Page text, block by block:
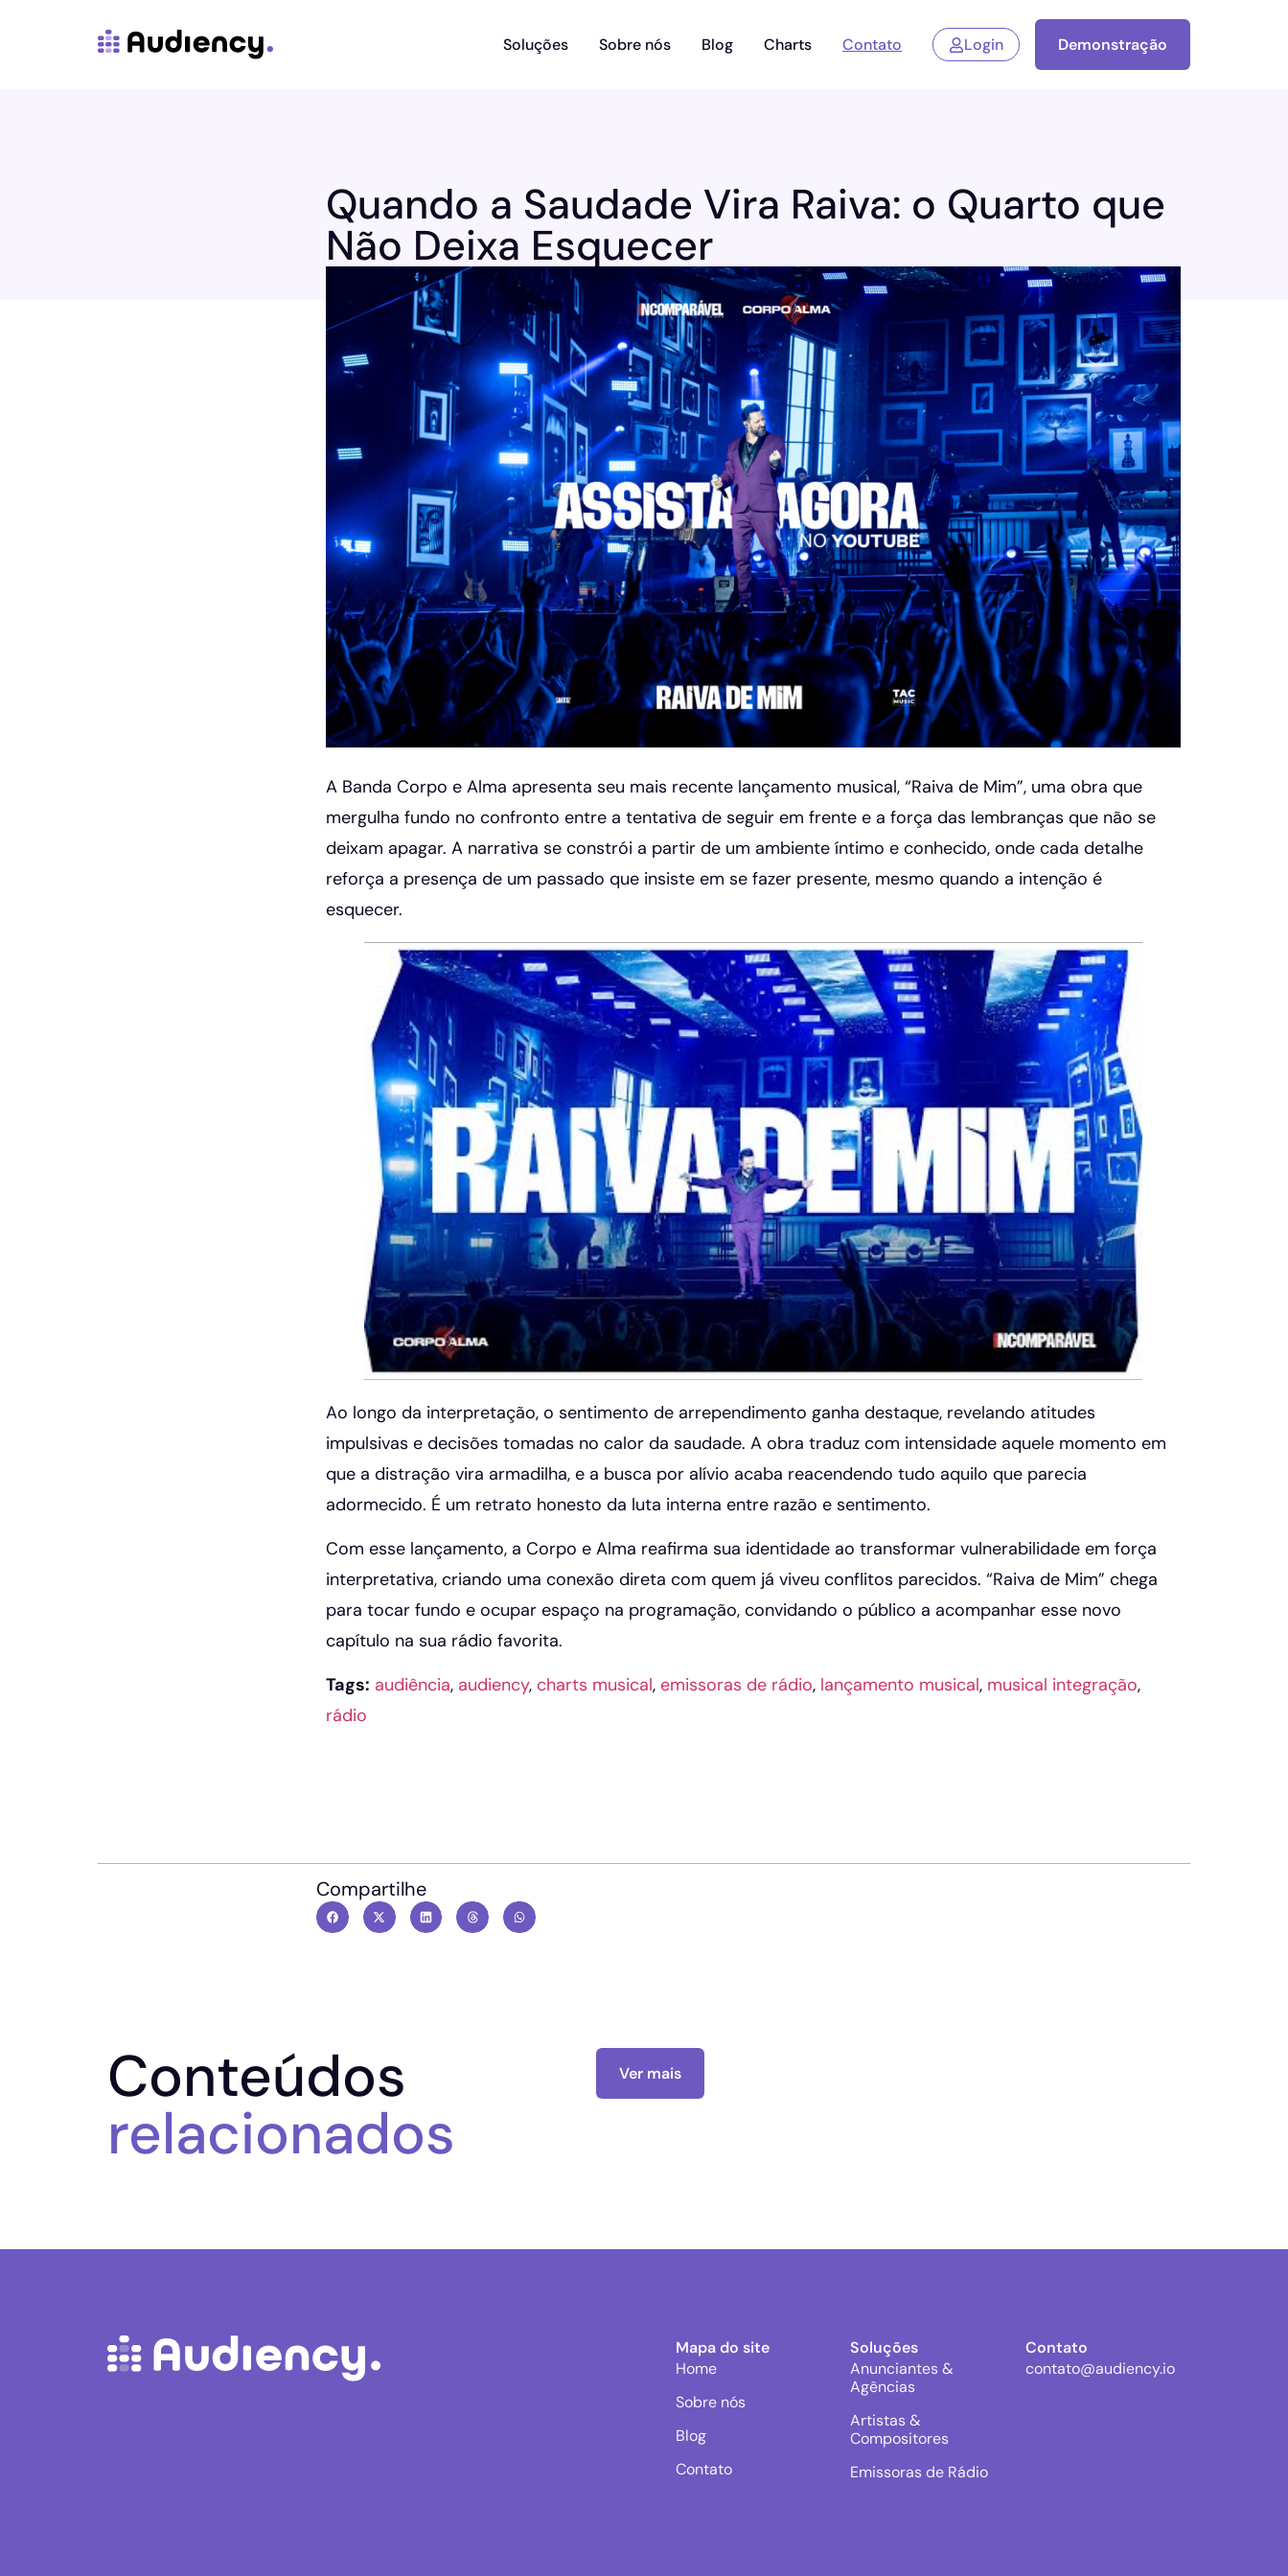
Soluções Sobre nós Blog Charts Contato Login Demonstração
Quando a Saudade Vira Raiva: o Quarto que
Não Deixa Esquecer
A Banda Corpo e Alma apresenta seu mais recente lançamento musical, “Raiva de Mim”, uma obra que
mergulha fundo no confronto entre a tentativa de seguir em frente e a força das lembranças que não se
deixam apagar. A narrativa se constrói a partir de um ambiente íntimo e conhecido, onde cada detalhe
reforça a presença de um passado que insiste em se fazer presente, mesmo quando a intenção é
esquecer.
Ao longo da interpretação, o sentimento de arrependimento ganha destaque, revelando atitudes
impulsivas e decisões tomadas no calor da saudade. A obra traduz com intensidade aquele momento em
que a distração vira armadilha, e a busca por alívio acaba reacendendo tudo aquilo que parecia
adormecido. É um retrato honesto da luta interna entre razão e sentimento.
Com esse lançamento, a Corpo e Alma reafirma sua identidade ao transformar vulnerabilidade em força
interpretativa, criando uma conexão direta com quem já viveu conflitos parecidos. “Raiva de Mim” chega
para tocar fundo e ocupar espaço na programação, convidando o público a acompanhar esse novo
capítulo na sua rádio favorita.
Tags: audiência, audiency, charts musical, emissoras de rádio, lançamento musical, musical integração,
rádio
Compartilhe
Conteúdos
relacionados
Ver mais
Mapa do site
Home
Sobre nós
Blog
Contato
Soluções
Anunciantes &
Agências
Artistas &
Compositores
Emissoras de Rádio
Contato
contato@audiency.io